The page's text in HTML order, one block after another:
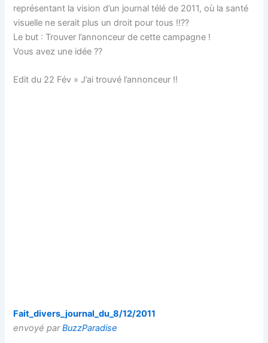
représentant la vision d’un journal télé de 2011, où la santé
visuelle ne serait plus un droit pour tous !!??
Le but : Trouver l’annonceur de cette campagne !
Vous avez une idée ??
Edit du 22 Fév » J’ai trouvé l’annonceur !!
Fait_divers_journal_du_8/12/2011
envoyé parBuzzParadise